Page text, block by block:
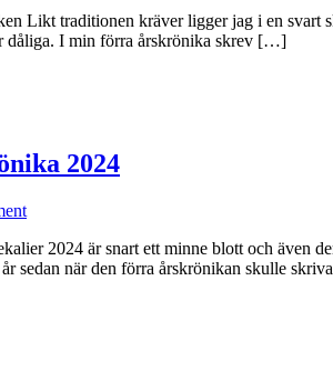
Likt traditionen kräver ligger jag i en svart
dåliga. I min förra årskrönika skrev […]
2024
2024 är snart ett minne blott och även
sedan när den förra årskrönikan skulle